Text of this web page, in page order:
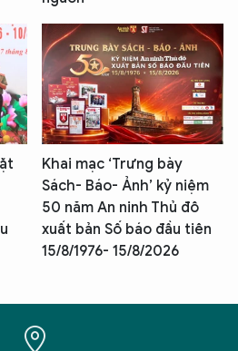
Khai mạc ‘Trưng bày
Sách- Báo- Ảnh’ kỷ niệm
50 năm An ninh Thủ đô
xuất bản Số báo đầu tiên
15/8/1976- 15/8/2026